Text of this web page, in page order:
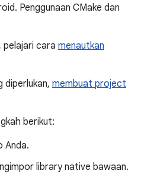
Penggunaan CMake dan
pelajari cara menautkan
diperlukan, membuat project
berikut:
Anda.
library native bawaan.